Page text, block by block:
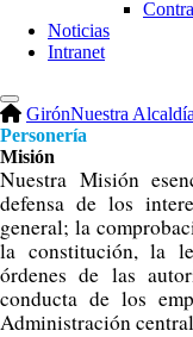
Noticias
Intranet
GirónNuestra Alcaldía
Personería
Misión
Nuestra Misión
defensa de los
general; la
la constitución, la
órdenes de las
conducta de los
Administración